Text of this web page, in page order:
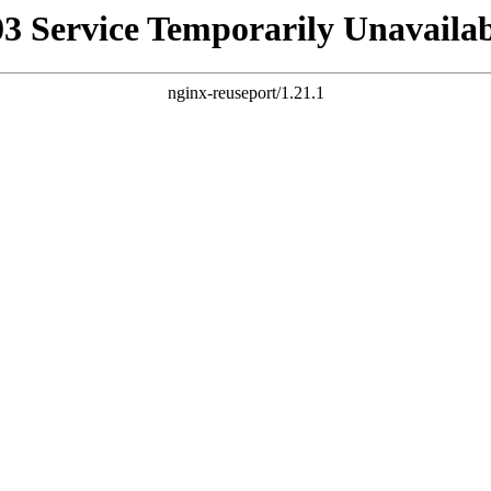
Service Temporarily
nginx-reuseport/1.21.1